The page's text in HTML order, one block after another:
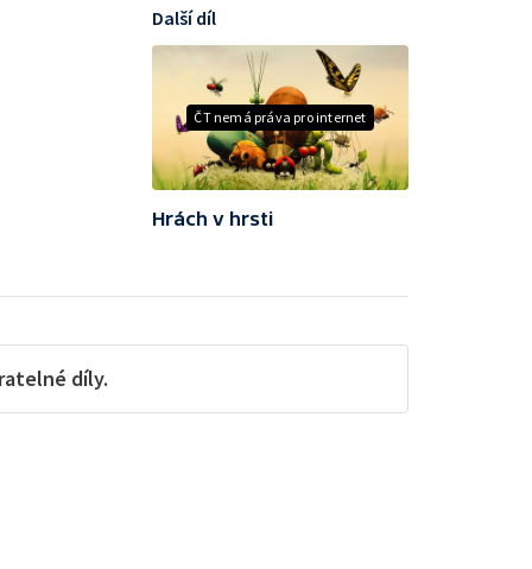
ČT nemá práva pro internet
Další díl
Hrách v hrsti
díly.